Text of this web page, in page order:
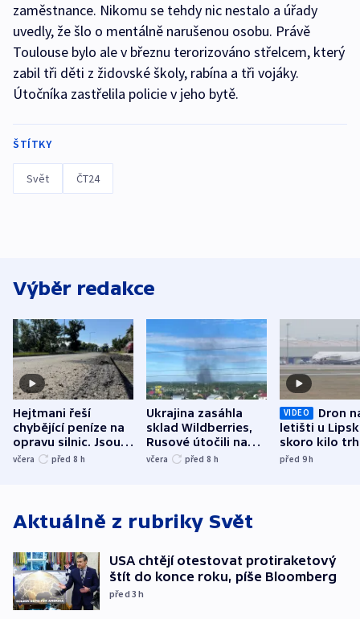
zaměstnance. Nikomu se tehdy nic nestalo a úřady
uvedly, že šlo o mentálně narušenou osobu. Právě
Toulouse bylo ale v březnu terorizováno střelcem, který
zabil tři děti z židovské školy, rabína a tři vojáky.
Útočníka zastřelila policie v jeho bytě.
ŠTÍTKY
Svět ČT24
Výběr redakce
Hejtmani řeší
chybějící peníze na
opravu silnic. Jsou
nenárokové, namítá
včera před 8 h
Ukrajina zasáhla
sklad Wildberries,
Rusové útočili na
trh, hasiče či
včera před 8 h
VIDEO
Dron
letišti u
skoro kilo
indicie
před 9h
Aktuálně z rubriky Svět
USA chtějí otestovat protiraketový
štít do konce roku, píše Bloomberg
před 3h